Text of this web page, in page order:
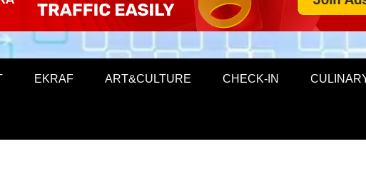
EKRAF ART&CULTURE CHECK-IN